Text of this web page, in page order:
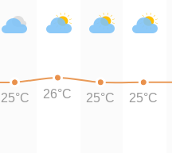
25°C 26°C 25°C 25°C